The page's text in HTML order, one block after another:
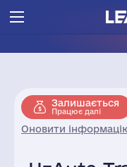
Залишається
Працює далі
Оновити